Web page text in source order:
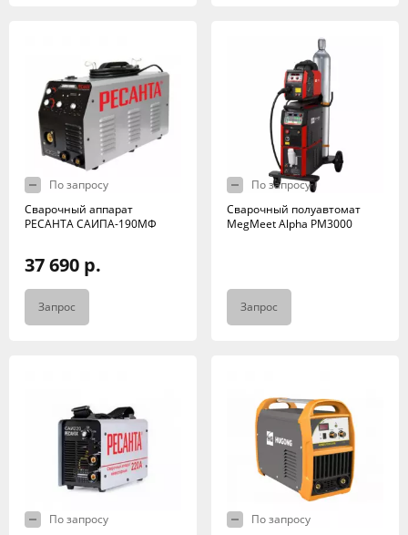
По запросу
Сварочный аппарат
РЕСАНТА САИПА-190МФ
37 690 р.
Запрос
По запросу
Сварочный полуавтомат
MegMeet Alpha PM3000
Запрос
По запросу
По запросу